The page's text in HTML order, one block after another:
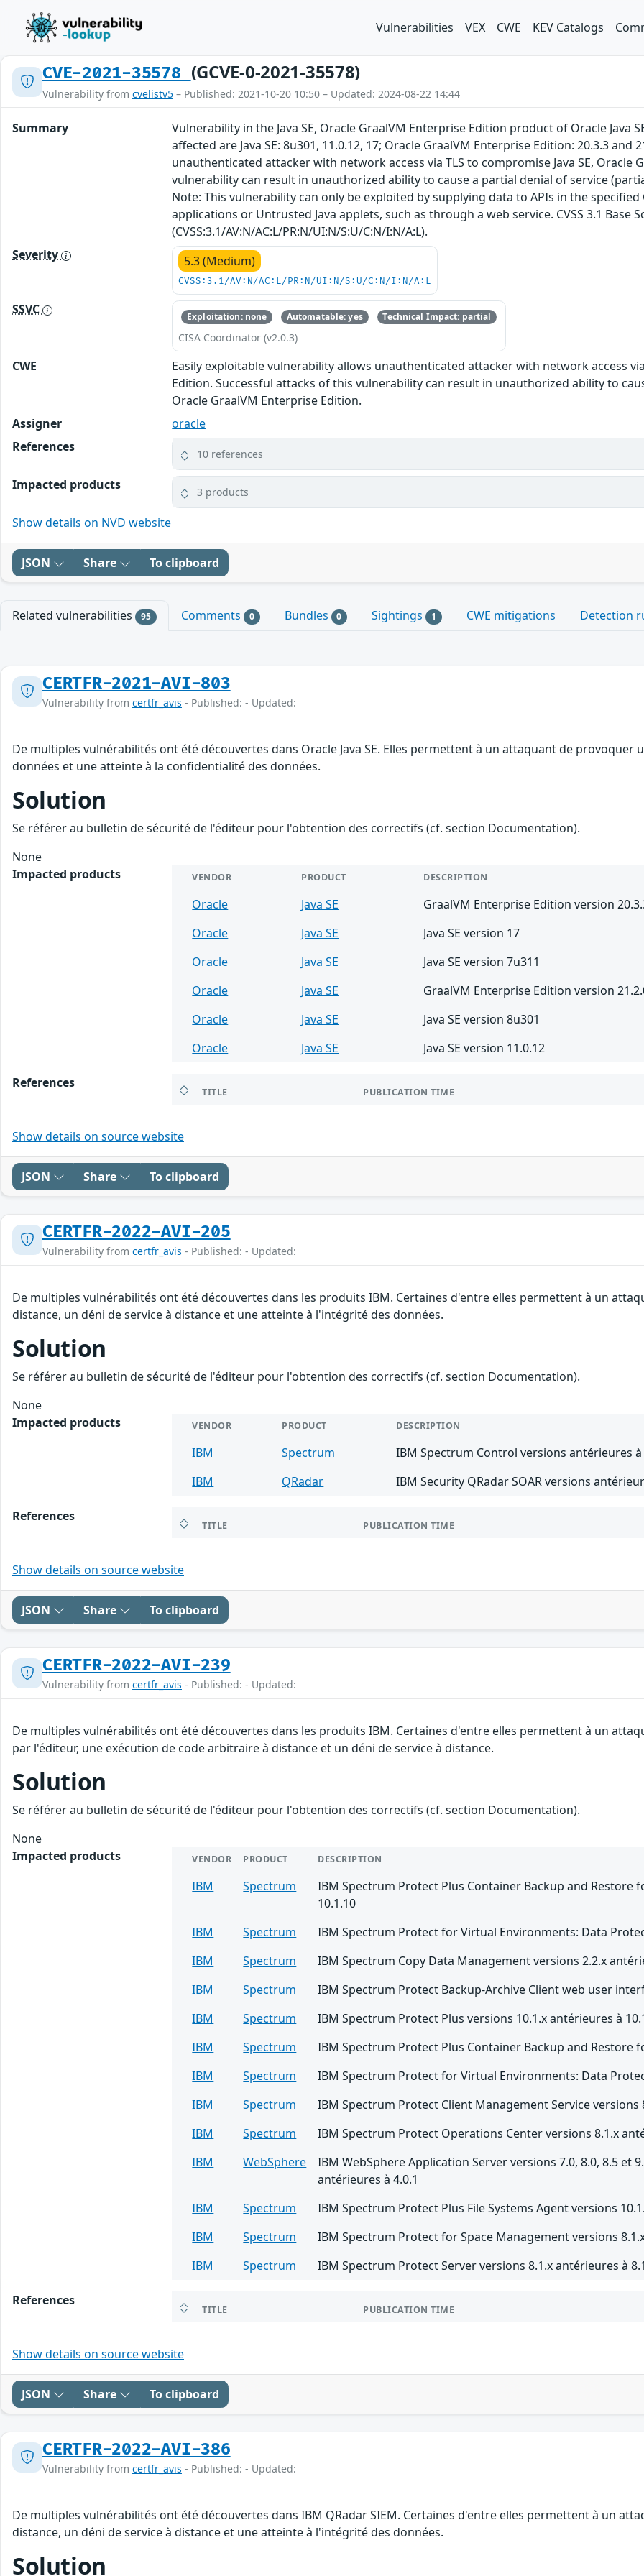
Vulnerabilities VEX CWE KEV Catalogs
CVE-2021-35578 (GCVE-0-2021-35578)
Vulnerability from cvelistv5 – Published: 2021-10-20 10:50 – Updated: 2024-08-22 14:44
Summary
Vulnerability in the Java SE, Oracle GraalVM Enterprise Edition product of Oracle Java
affected are Java SE: 8u301, 11.0.12, 17; Oracle GraalVM Enterprise Edition: 20.3.3
unauthenticated attacker with network access via TLS to compromise Java SE, Oracle
vulnerability can result in unauthorized ability to cause a partial denial of service
Note: This vulnerability can only be exploited by supplying data to APIs in the
applications or Untrusted Java applets, such as through a web service. CVSS 3.1 Base
(CVSS:3.1/AV:N/AC:L/PR:N/UI:N/S:U/C:N/I:N/A:L).
Severity
5.3 (Medium)
CVSS:3.1/AV:N/AC:L/PR:N/UI:N/S:U/C:N/I:N/A:L
SSVC Exploitation: none Automatable: yes Technical Impact: partial
CISA Coordinator (v2.0.3)
CWE
Easily exploitable vulnerability allows unauthenticated attacker with network access
Edition. Successful attacks of this vulnerability can result in unauthorized ability to
Oracle GraalVM Enterprise Edition.
Assigner
oracle
References
10 references
Impacted products 3 products
Show details on NVD website
JSON Share To clipboard
Related vulnerabilities 95 Comments 0 Bundles 0 Sightings 1 CWE mitigations Detection
CERTFR-2021-AVI-803
Vulnerability from certfr_avis - Published: - Updated:
De multiples vulnérabilités ont été découvertes dans Oracle Java SE. Elles permettent à un attaquant de
données et une atteinte à la confidentialité des données.
Solution
Se référer au bulletin de sécurité de l'éditeur pour l'obtention des correctifs (cf. section Documentation).
None
Impacted products
VENDOR PRODUCT DESCRIPTION
Oracle Java SE
GraalVM Enterprise Edition version
Oracle
Java SE
Java SE version 17
Oracle
Java SE
Java SE version 7u311
Oracle
Java SE
GraalVM Enterprise Edition version
Oracle
Java SE
Java SE version 8u301
Oracle
Java SE Java SE version 11.0.12
References
TITLE PUBLICATION TIME
Show details on source website
JSON Share To clipboard
CERTFR-2022-AVI-205
Vulnerability from certfr_avis - Published: - Updated:
De multiples vulnérabilités ont été découvertes dans les produits IBM. Certaines d'entre elles permettent à un
distance, un déni de service à distance et une atteinte à l'intégrité des données.
Solution
Se référer au bulletin de sécurité de l'éditeur pour l'obtention des correctifs (cf. section Documentation).
None
Impacted products
VENDOR PRODUCT DESCRIPTION
IBM Spectrum
IBM Spectrum Control versions antérieures à
IBM
QRadar IBM Security QRadar SOAR versions
References
TITLE PUBLICATION TIME
Show details on source website
JSON Share To clipboard
CERTFR-2022-AVI-239
Vulnerability from certfr_avis - Published: - Updated:
De multiples vulnérabilités ont été découvertes dans les produits IBM. Certaines d'entre elles permettent à un
par l'éditeur, une exécution de code arbitraire à distance et un déni de service à distance.
Solution
Se référer au bulletin de sécurité de l'éditeur pour l'obtention des correctifs (cf. section Documentation).
None
Impacted products
VENDOR PRODUCT DESCRIPTION
IBM Spectrum
IBM Spectrum Protect Plus Container Backup and Restore
10.1.10
IBM
Spectrum
IBM Spectrum Protect for Virtual Environments: Data
IBM
Spectrum
IBM Spectrum Copy Data Management versions 2.2.x
IBM
Spectrum
IBM Spectrum Protect Backup-Archive Client web user
IBM
Spectrum
IBM Spectrum Protect Plus versions 10.1.x antérieures à
IBM
Spectrum
IBM Spectrum Protect Plus Container Backup and Restore
IBM
Spectrum
IBM Spectrum Protect for Virtual Environments: Data
IBM
Spectrum
IBM Spectrum Protect Client Management Service versions
IBM
Spectrum
IBM Spectrum Protect Operations Center versions 8.1.x
IBM
WebSphere
IBM WebSphere Application Server versions 7.0, 8.0, 8.5 et
antérieures à 4.0.1
IBM
Spectrum
IBM Spectrum Protect Plus File Systems Agent versions
IBM
Spectrum
IBM Spectrum Protect for Space Management versions
IBM
Spectrum IBM Spectrum Protect Server versions 8.1.x antérieures à
References
TITLE PUBLICATION TIME
Show details on source website
JSON Share To clipboard
CERTFR-2022-AVI-386
Vulnerability from certfr_avis - Published: - Updated:
De multiples vulnérabilités ont été découvertes dans IBM QRadar SIEM. Certaines d'entre elles permettent à un
distance, un déni de service à distance et une atteinte à l'intégrité des données.
Solution